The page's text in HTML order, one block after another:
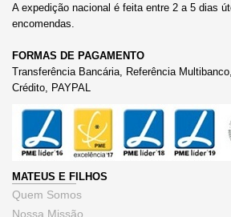
A expedição nacional é feita entre 2 a 5 dias
encomendas.
FORMAS DE PAGAMENTO
Transferência Bancária, Referência
Crédito, PAYPAL
MATEUS E FILHOS
Quem Somos
Nossa Missão